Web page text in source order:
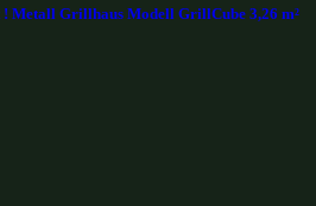
! Metall Grillhaus Modell GrillCube 3,26 m²